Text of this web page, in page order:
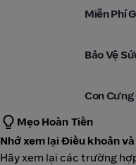
Bảo Vệ
Con Cưng
Mẹo Hoàn Tiền
Nhớ xem lại Điều khoản
Hãy xem lại các trường